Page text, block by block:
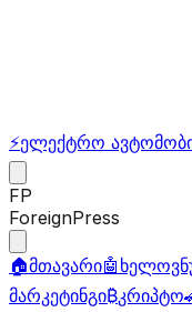
⚡ელექტრო
FP
ForeignPress
🏠მთავარი🤖
მარკეტინგი₿კრიპტო